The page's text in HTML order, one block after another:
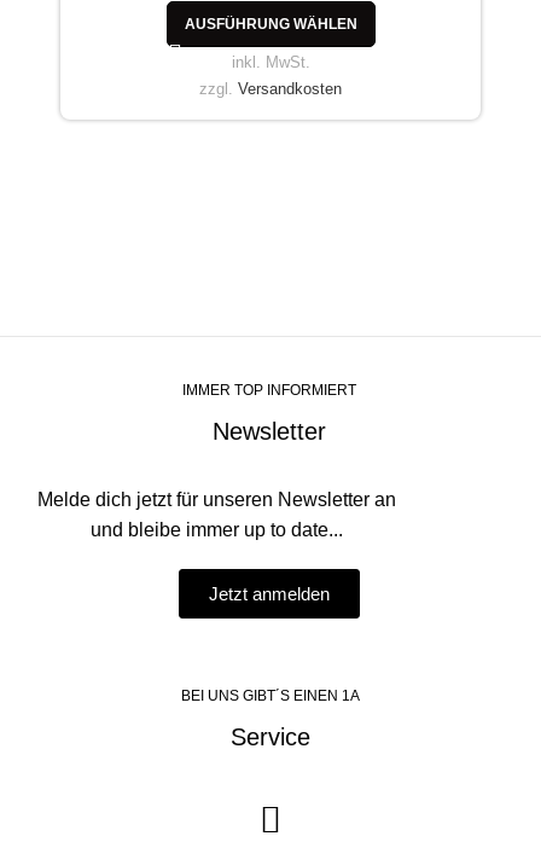
AUSFÜHRUNG WÄHLEN
inkl. MwSt.
zzgl. Versandkosten
IMMER TOP INFORMIERT
Newsletter
Melde dich jetzt für unseren Newsletter an
und bleibe immer up to date...
Jetzt anmelden
BEI UNS GIBT´S EINEN 1A
Service